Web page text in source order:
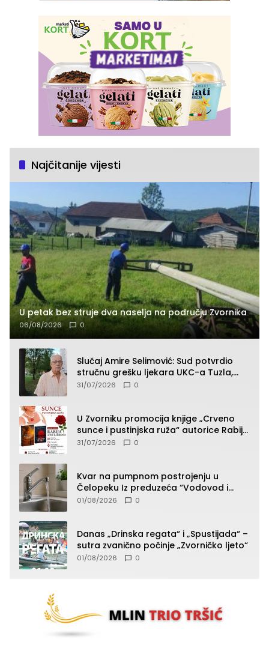
Najčitanije vijesti
U petak bez struje dva naselja na području Zvornika
06/08/2026 0
Slučaj Amire Selimović: Sud potvrdio
stručnu grešku ljekara UKC-a Tuzla,
presudan dokaz ostala obdukcija
31/07/2026 0
U Zvorniku promocija knjige „Crveno
sunce i pustinjska ruža“ autorice Rabije
Avdić-Hamidović
31/07/2026 0
Kvar na pumpnom postrojenju u
Čelopeku Iz preduzeća “Vodovod i
komunalije”
01/08/2026 0
Danas „Drinska regata“ i „Spustijada“ –
sutra zvanično počinje „Zvorničko ljeto“
01/08/2026 0